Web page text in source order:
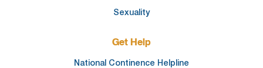
Sexuality
Get Help
National Continence Helpline